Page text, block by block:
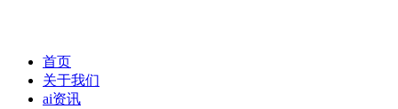
首页
关于我们
ai资讯